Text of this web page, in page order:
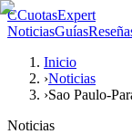
CCuotasExpert
NoticiasGuías
Inicio
›Noticias
›Sao Paulo-
Noticias